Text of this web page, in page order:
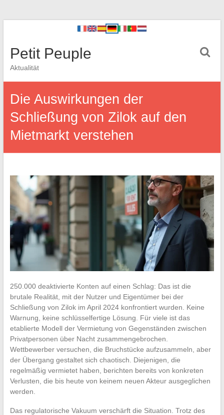
Petit Peuple
Aktualität
Die Auswirkungen der
Schließung von Zilok auf den
Mietmarkt verstehen
250.000 deaktivierte Konten auf einen Schlag: Das ist die
brutale Realität, mit der Nutzer und Eigentümer bei der
Schließung von Zilok im April 2024 konfrontiert wurden. Keine
Warnung, keine schlüsselfertige Lösung. Für viele ist das
etablierte Modell der Vermietung von Gegenständen zwischen
Privatpersonen über Nacht zusammengebrochen.
Wettbewerber versuchen, die Bruchstücke aufzusammeln, aber
der Übergang gestaltet sich chaotisch. Diejenigen, die
regelmäßig vermietet haben, berichten bereits von konkreten
Verlusten, die bis heute von keinem neuen Akteur ausgeglichen
werden.
Das regulatorische Vakuum verschärft die Situation. Trotz des